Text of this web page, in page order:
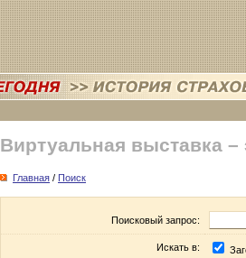
Виртуальная выставка –
Главная / Поиск
Поисковый запрос:
Искать в: